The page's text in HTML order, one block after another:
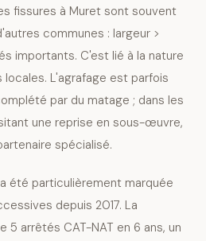
fissures à Muret sont souvent
communes : largeur >
importants. C'est lié à la nature
L'agrafage est parfois
par du matage ; dans les
une reprise en sous-œuvre,
spécialisé.
été particulièrement marquée
depuis 2017. La
5 arrêtés CAT-NAT en 6 ans, un